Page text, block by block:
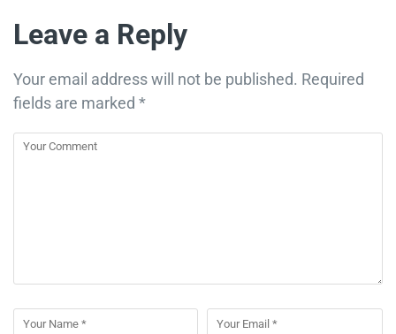
Leave a Reply
Your email address will not be published. Required
fields are marked *